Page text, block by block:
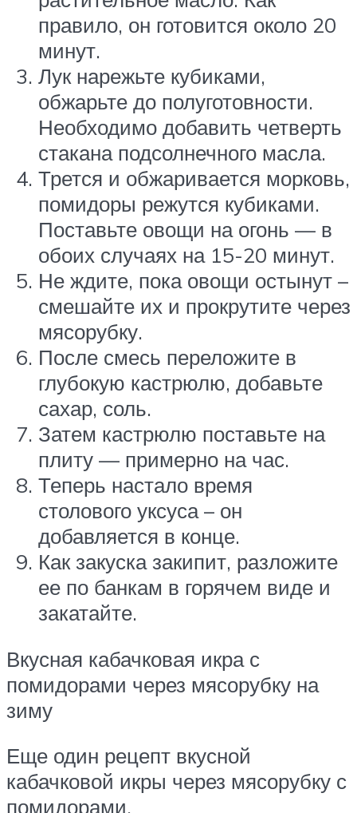
правило, он готовится около 20
минут.
Лук нарежьте кубиками,
обжарьте до полуготовности.
Необходимо добавить четверть
стакана подсолнечного масла.
Трется и обжаривается морковь,
помидоры режутся кубиками.
Поставьте овощи на огонь — в
обоих случаях на 15-20 минут.
Не ждите, пока овощи остынут –
смешайте их и прокрутите через
мясорубку.
После смесь переложите в
глубокую кастрюлю, добавьте
сахар, соль.
Затем кастрюлю поставьте на
плиту — примерно на час.
Теперь настало время
столового уксуса – он
добавляется в конце.
Как закуска закипит, разложите
ее по банкам в горячем виде и
закатайте.
Вкусная кабачковая икра с
помидорами через мясорубку на
зиму
Еще один рецепт вкусной
кабачковой икры через мясорубку с
помидорами.